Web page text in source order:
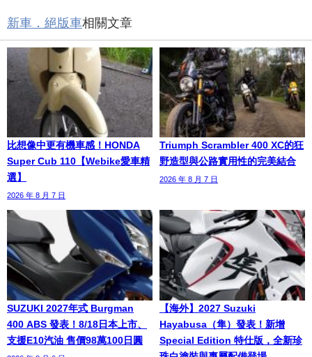
新車．絕版車相關文章
比想像中更有機車感！HONDA
Super Cub 110【Webike愛車精
選】
2026 年 8 月 7 日
Triumph Scrambler 400 XC的狂
野造型與公路實用性的完美結合
2026 年 8 月 7 日
SUZUKI 2027年式 Burgman
400 ABS 發表！8/18日本上市、
支援E10汽油 售價98萬100日圓
【海外】2027 Suzuki
Hayabusa（隼）發表！新增
Special Edition 特仕版，全新珍